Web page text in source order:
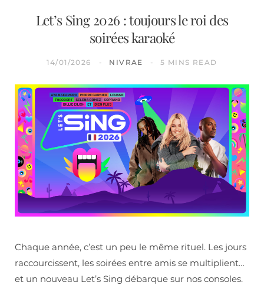
Let’s Sing 2026 : toujours le roi des
soirées karaoké
14/01/2026 NIVRAE 5 MINS READ
Chaque année, c’est un peu le même rituel. Les jours
raccourcissent, les soirées entre amis se multiplient…
et un nouveau Let’s Sing débarque sur nos consoles.